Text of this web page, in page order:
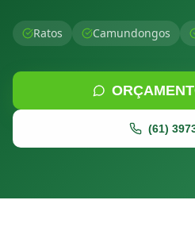
Ratos Camundongos
(61)